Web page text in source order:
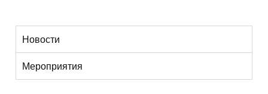
Новости
Мероприятия